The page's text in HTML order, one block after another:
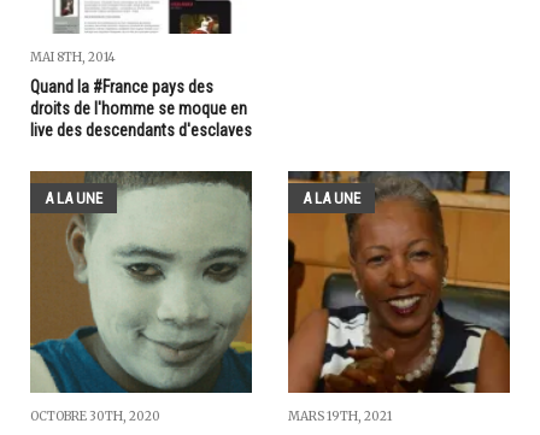
MAI 8TH, 2014
Quand la #France pays des
droits de l'homme se moque en
live des descendants d'esclaves
A LA UNE
OCTOBRE 30TH, 2020
A LA UNE
MARS 19TH, 2021